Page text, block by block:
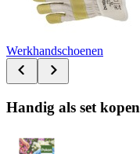
Werkhandschoenen
Handig als set kopen